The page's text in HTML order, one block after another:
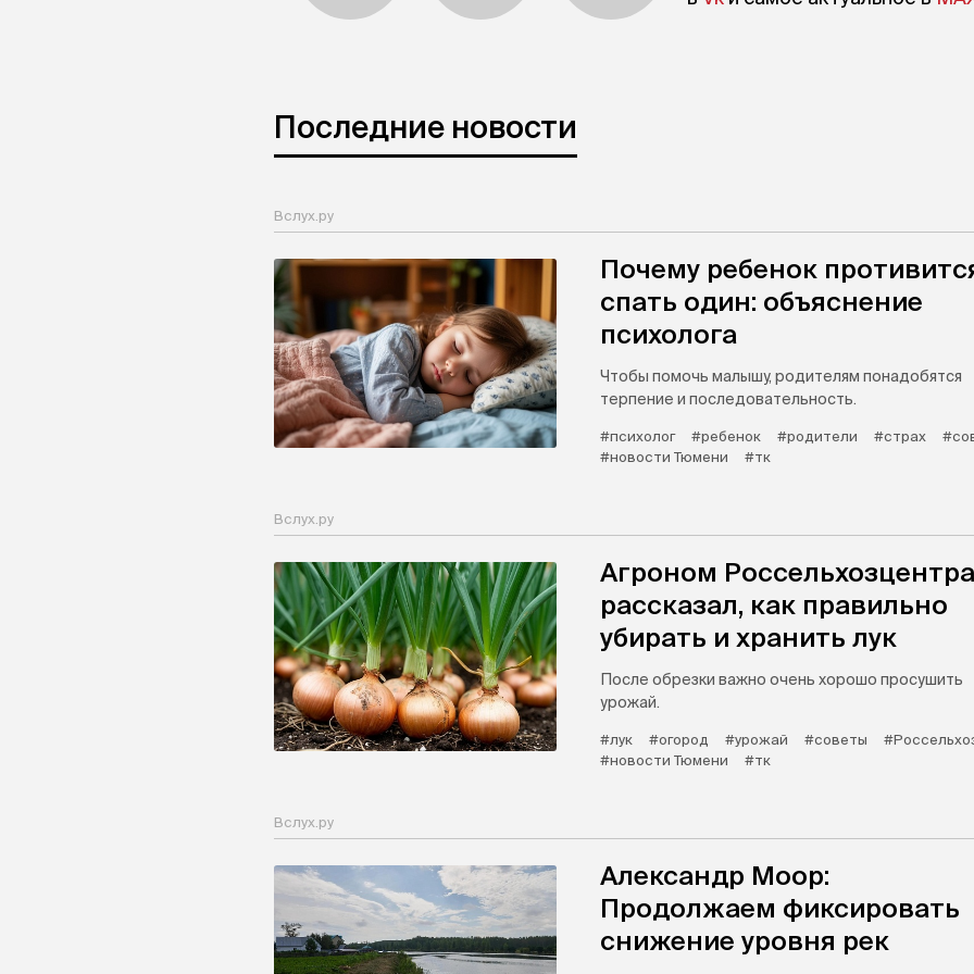
Последние новости
Вслух.ру
Почему ребенок
спать один: объяснение
психолога
Чтобы помочь малышу, родителям понадобятся
терпение и последовательность.
#психолог #ребенок #родители #страх
#новости Тюмени
#тк
Вслух.ру
Агроном Россельхозцентра
рассказал, как правильно
убирать и хранить лук
После обрезки важно очень хорошо просушить
урожай.
#лук #огород #урожай #советы
#новости Тюмени
#тк
Вслух.ру
Александр Моор:
Продолжаем фиксировать
снижение уровня рек